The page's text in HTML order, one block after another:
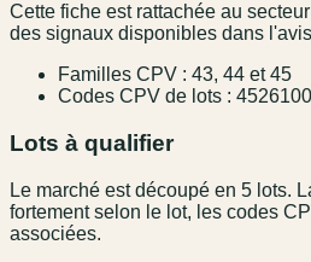
Cette fiche est rattachée au
des signaux disponibles dans
Familles CPV : 43, 44 et 45
Codes CPV de lots :
Lots à qualifier
Le marché est découpé en 5 lots.
fortement selon le lot, les codes
associées.